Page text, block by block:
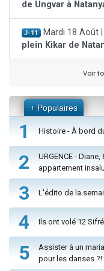
de Ungvar à
J-11 Mardi 18 Août |
plein Kikar de
Voir
+ Populaires
1 Histoire - À bord
2
URGENCE -
appartement
3 L'édito de la
4 Ils ont volé 12
5
Assister à un
pour les danses ?!